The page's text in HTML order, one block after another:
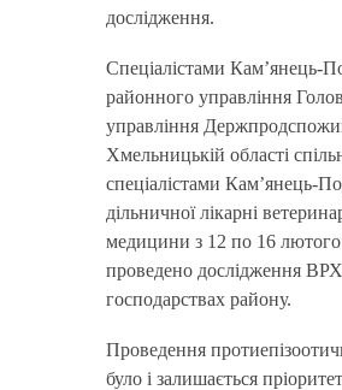
дослідження.
Спеціалістами Кам’янець-
районного управління
управління
Хмельницькій області
спеціалістами Кам’янець-
дільничної лікарні
медицини з 12 по 16
проведено дослідження
господарствах району.
Проведення
було і залишається